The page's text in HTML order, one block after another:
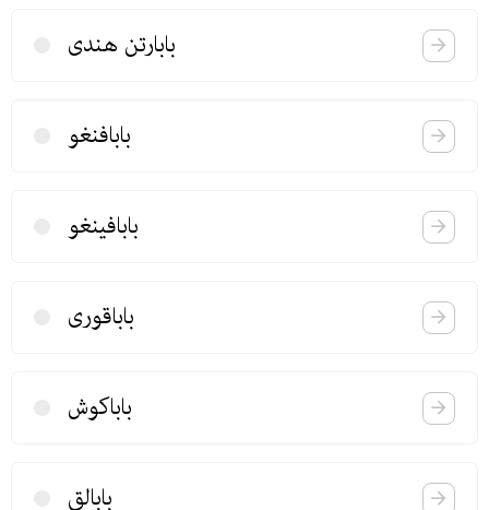
بابارتن هندی
بابافنغو
بابافینغو
باباقوری
باباكوش
بابالق